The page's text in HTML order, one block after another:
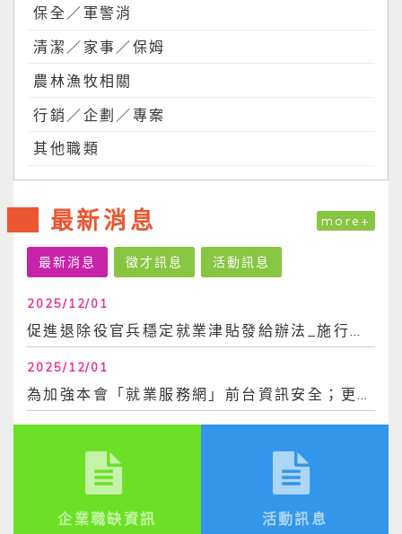
保全／軍警消
清潔／家事／保姆
農林漁牧相關
行銷／企劃／專案
其他職類
最新消息 more+
最新消息 徵才訊息 活動訊息
2025/12/01
2025/12/01
企業職缺資訊 活動訊息